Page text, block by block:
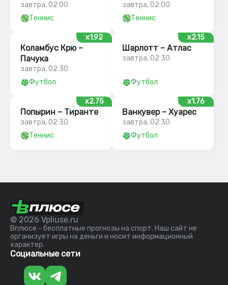
завтра, 02:00
Теннис
завтра, 02:00
Теннис
x1.92
Коламбус Крю –
Пачука
завтра, 02:30
Футбол
x2.15
Шарлотт – Атлас
завтра, 02:30
Футбол
x2.75
Попырин – Тиранте
завтра, 02:30
Теннис
x1.76
Ванкувер – Хуарес
завтра, 02:30
Футбол
© 2026 Vpliuse.ru
Вплюсе - бесплатные прогнозы на спорт. Наш сайт не
организует игры на деньги и носит информационный
характер.
Социальные сети